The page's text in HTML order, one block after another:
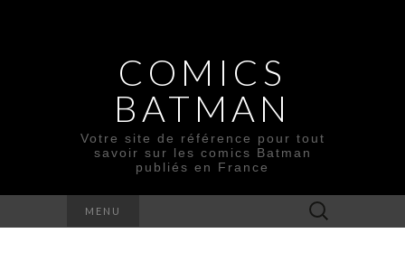
COMICS
BATMAN
Votre site de référence pour tout
savoir sur les comics Batman
publiés en France
MENU Rechercher :